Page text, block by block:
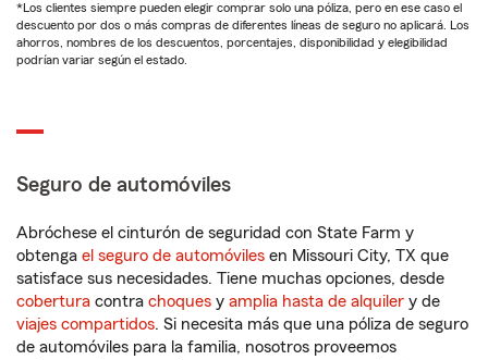
*Los clientes siempre pueden elegir comprar solo una póliza, pero en ese caso el
descuento por dos o más compras de diferentes líneas de seguro no aplicará. Los
ahorros, nombres de los descuentos, porcentajes, disponibilidad y elegibilidad
podrían variar según el estado.
Seguro de automóviles
Abróchese el cinturón de seguridad con State Farm y
obtenga el seguro de automóviles en Missouri City, TX que
satisface sus necesidades. Tiene muchas opciones, desde
cobertura contra choques y amplia hasta de alquiler y de
viajes compartidos. Si necesita más que una póliza de seguro
de automóviles para la familia, nosotros proveemos